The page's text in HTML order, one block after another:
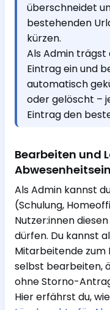
überschneidet
bestehenden
kürzen.
Als Admin trägst
Eintrag ein und
automatisch
oder gelöscht –
Eintrag den
Bearbeiten und
Als Admin kannst
(Schulung,
Nutzer:innen
dürfen. Du kannst
Mitarbeitende zum
selbst bearbeiten,
ohne Storno-
Hier erfährst du,